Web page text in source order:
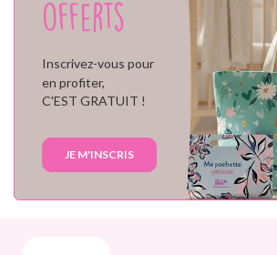
offerts
Inscrivez-vous pour
en profiter,
C'EST GRATUIT !
JE M'INSCRIS